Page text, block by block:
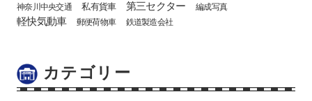
神奈川中央交通 私有貨車 第三セクター 編成写真
軽快気動車 郵便荷物車 鉄道製造会社
カテゴリー